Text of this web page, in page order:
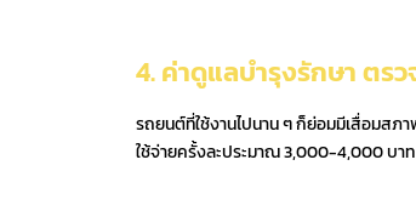
4. ค่าดูแลบำรุงรักษา ตรว
รถยนต์ที่ใช้งานไปนาน ๆ ก็ย่อมมีเสื่อมสภ
ใช้จ่ายครั้งละประมาณ 3,000-4,000 บา